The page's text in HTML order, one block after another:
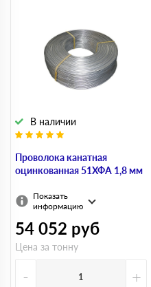
Проволока канатная
оцинкованная 51ХФА 1,8 мм
В наличии
Показать
информацию
54 052 руб
Цена за тонну
- +